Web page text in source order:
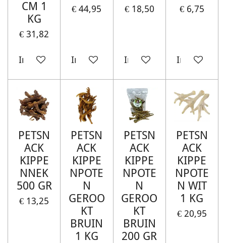
CM 1
KG
€ 31,82
In winkelwagen
€ 44,95
In winkelwagen
€ 18,50
In winkelwagen
€ 6,75
In
PETSN
ACK
KIPPE
NNEK
500 GR
€ 13,25
PETSN
ACK
KIPPE
NPOTE
N
GEROO
KT
BRUIN
1 KG
PETSN
ACK
KIPPE
NPOTE
N
GEROO
KT
BRUIN
200 GR
PETSN
ACK
KIPPE
NPOTE
N WIT
1 KG
€ 20,95